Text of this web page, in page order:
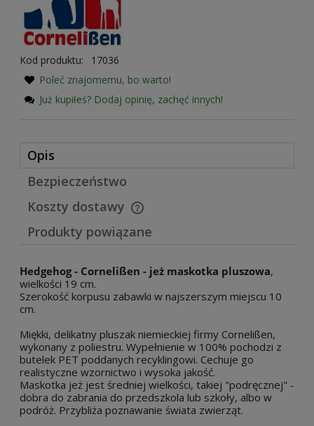
Kod produktu:
17036
Poleć znajomemu, bo warto!
Już kupiłeś? Dodaj opinię, zachęć innych!
Opis
Bezpieczeństwo
Koszty dostawy
Cena nie zawiera ewentualnych kosztów płatności
Produkty powiązane
Hedgehog - Cornelißen - jeż maskotka pluszowa,
wielkości 19 cm.
Szerokość korpusu zabawki w najszerszym miejscu 10
cm.
Miękki, delikatny pluszak niemieckiej firmy Cornelißen,
wykonany z poliestru. Wypełnienie w 100% pochodzi z
butelek PET poddanych recyklingowi. Cechuje go
realistyczne wzornictwo i wysoka jakość.
Maskotka jeż jest średniej wielkości, takiej "podręcznej" -
dobra do zabrania do przedszkola lub szkoły, albo w
podróż. Przybliża poznawanie świata zwierząt.